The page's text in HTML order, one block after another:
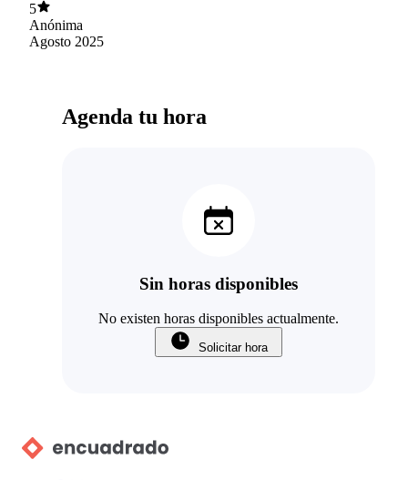
5
Anónima
Agosto 2025
Agenda tu hora
Sin horas disponibles
No existen horas disponibles actualmente.
Solicitar hora